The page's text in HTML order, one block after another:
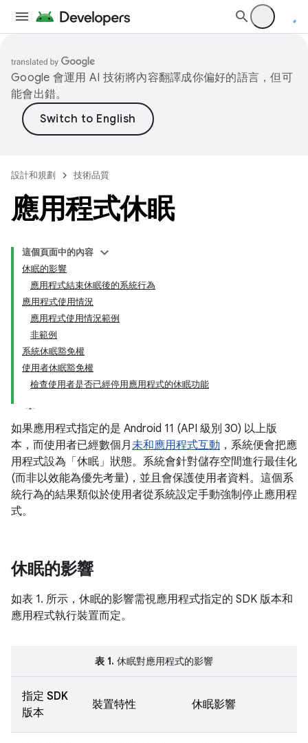
Google 會運用 AI 技術將內容翻譯成你偏好的語言，但可
能會出錯。
設計和規劃 技術品質
應用程式休眠
這個頁面中的內容
休眠的影響
應用程式結束休眠後的系統行為
應用程式使用情況
應用程式使用情況範例
非範例
系統休眠豁免權
使用者休眠豁免權
檢查使用者是否已經停用應用程式的休眠功能
如果應用程式指定的是 Android 11 (API 級別 30) 以上版
本，而使用者已經數個月未和應用程式互動 ，系統便會把應
用程式設為「休眠」 狀態。系統會針對儲存空間進行最佳化
(而非以效能為優先考量)，並且會保護使用者資料。這個系
統行為的結果類似於使用者從系統設定手動強制停止應用程
式。
休眠的影響
如表 1. 所示，休眠的影響需視應用程式指定的 SDK 版本和
應用程式執行裝置而定。
表 1. 休眠對應用程式的影響
指定 SDK
版本
裝置特性 休眠影響